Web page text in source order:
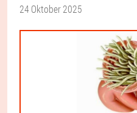
24 Oktober 2025